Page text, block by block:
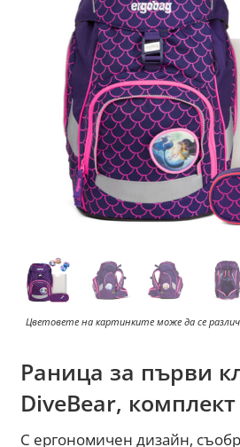
Цветовете на картинките може да се
Раница за първи
DiveBear,
С ергономичен дизайн,